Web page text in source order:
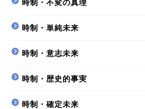
時制・不変の真理
時制・単純未来
時制・意志未来
時制・歴史的事実
時制・確定未来